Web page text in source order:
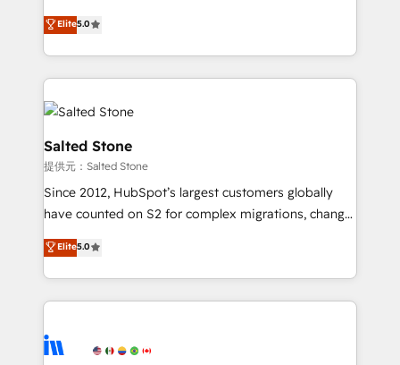
G2 & Clutch ★ 150+ in-house HubSpot-certified
experts ★ 1,500+ implementations across 25+
countries ★ AI-first, RevOps-led, onboarding-
obsessed INSIDEA helps growing companies turn
HubSpot into a revenue engine. We onboard your
team, migrate your data, and build AI-powered
workflows that drive adoption from week one, in
your time zone. What we do: ➤ Onboarding: Live in
weeks, with workflows built around your business,
not a template. ➤ Migration: Move from any legacy
CRM. Zero downtime, full data integrity. ➤
Implementation: Configure HubSpot to run your
revenue process. Sales, marketing, and service wired
Ongoing Management: Monthly tune-ups, feature
rollouts, adoption coaching. Buying HubSpot,
Elite5.0
Salted Stone
提供元：Salted Stone
Since 2012, HubSpot’s largest customers globally
have counted on S2 for complex migrations, change
management, systems integration, and creative
solutions that deliver measurable impact and
transform brand experiences As one of the few full-
service creative agencies in the HubSpot
winning design to build scalable, globally
Elite5.0